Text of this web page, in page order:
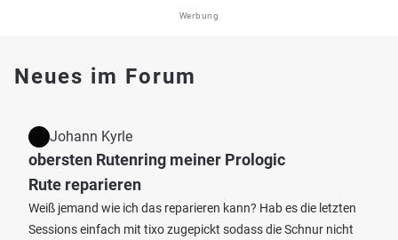
Werbung
Neues im Forum
Johann Kyrle
obersten Rutenring meiner Prologic
Rute reparieren
Weiß jemand wie ich das reparieren kann? Hab es die letzten
Sessions einfach mit tixo zugepickt sodass die Schnur nicht